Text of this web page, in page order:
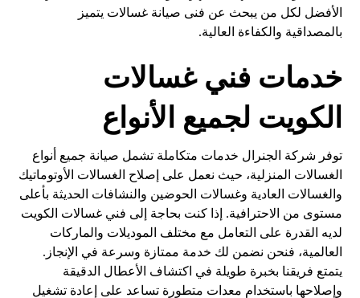
الأفضل لكل من يبحث عن فنى صيانة غسالات يتميز
بالمصداقية والكفاءة العالية.
خدمات فني غسالات
الكويت لجميع الأنواع
توفر شركة الجنرال خدمات متكاملة تشمل صيانة جميع أنواع
الغسالات المنزلية، حيث نعمل على إصلاح الغسالات الأوتوماتيك
والغسالات العادية وغسالات الحوضين والنشافات الحديثة بأعلى
مستوى من الاحترافية. إذا كنت بحاجة إلى فني غسالات الكويت
لديه القدرة على التعامل مع مختلف الموديلات والماركات
العالمية، فنحن نضمن لك خدمة ممتازة وسرعة في الإنجاز.
يتمتع فريقنا بخبرة طويلة في اكتشاف الأعطال الدقيقة
وإصلاحها باستخدام معدات متطورة تساعد على إعادة تشغيل